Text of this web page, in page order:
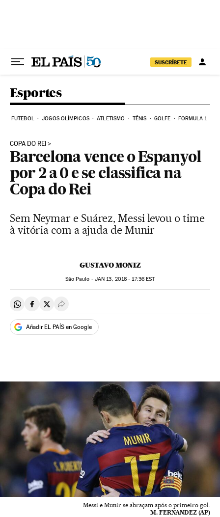
SUSCRÍBETE
Esportes
FUTEBOL JOGOS OLÍMPICOS ATLETISMO TÊNIS GOLFE FORMULA 1
COPA DO REI
Barcelona vence o Espanyol
por 2 a 0 e se classifica na
Copa do Rei
Sem Neymar e Suárez, Messi levou o time
à vitória com a ajuda de Munir
GUSTAVO MONIZ
São Paulo - JAN 13, 2016 - 17:36EST
Compartir en Whatsapp
Compartir en Facebook
Compartir en Twitter
Desplegar Redes Sociales
Añadir EL PAÍS en Google
Messi e Munir se abraçam após o primeiro gol.
M. FERNANDEZ (AP)